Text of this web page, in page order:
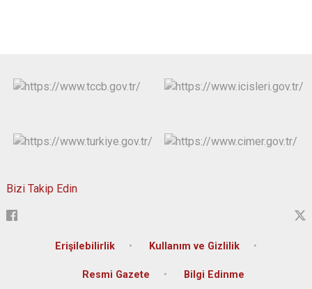
Bizi Takip Edin
Erişilebilirlik Kullanım ve Gizlilik
Resmi Gazete Bilgi Edinme